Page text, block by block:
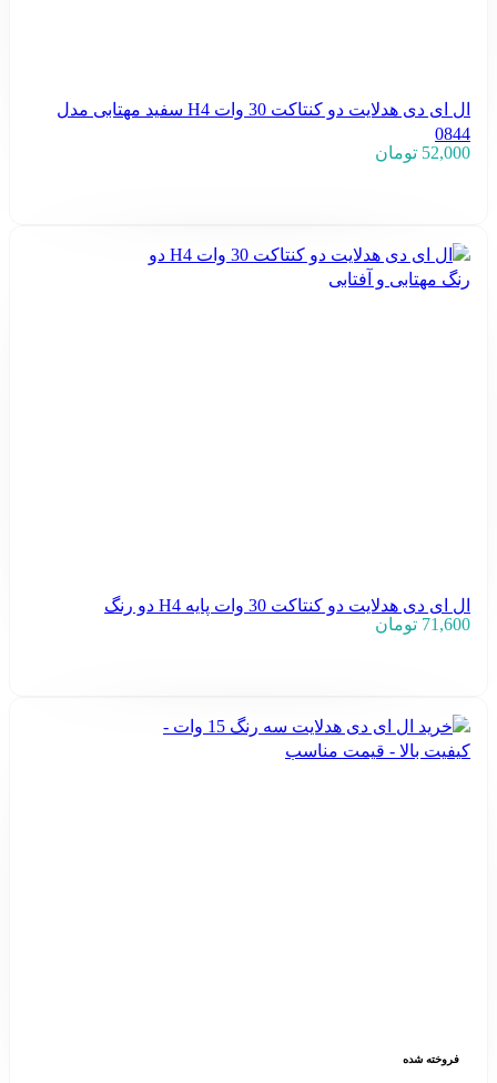
ال ای دی هدلایت دو کنتاکت 30 وات H4 سفید مهتابی مدل
0844
52,000 تومان
ال ای دی هدلایت دو کنتاکت 30 وات پایه H4 دو رنگ
71,600 تومان
فروخته شده